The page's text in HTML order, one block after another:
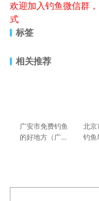
欢迎加入钓鱼微信群
式
标签
相关推荐
广安市免费钓鱼
的好地方（广安
北京
钓鱼